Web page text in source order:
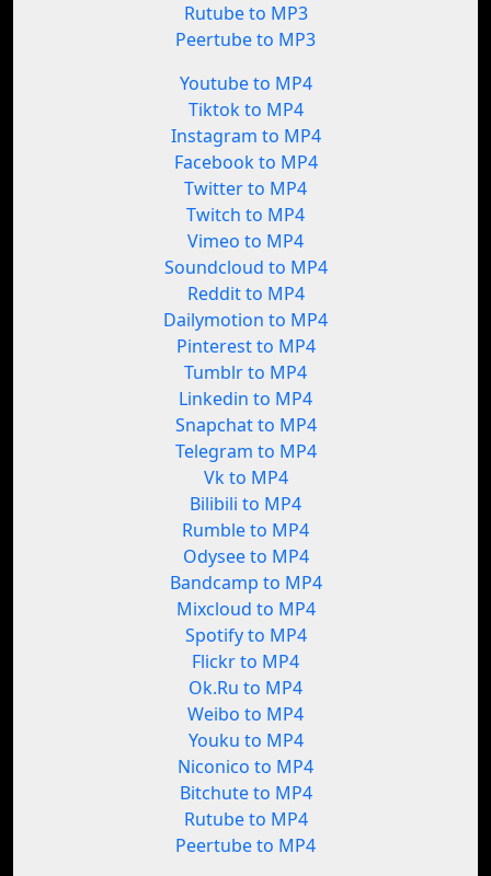
Rutube to MP3
Peertube to MP3
Youtube to MP4
Tiktok to MP4
Instagram to MP4
Facebook to MP4
Twitter to MP4
Twitch to MP4
Vimeo to MP4
Soundcloud to MP4
Reddit to MP4
Dailymotion to MP4
Pinterest to MP4
Tumblr to MP4
Linkedin to MP4
Snapchat to MP4
Telegram to MP4
Vk to MP4
Bilibili to MP4
Rumble to MP4
Odysee to MP4
Bandcamp to MP4
Mixcloud to MP4
Spotify to MP4
Flickr to MP4
Ok.Ru to MP4
Weibo to MP4
Youku to MP4
Niconico to MP4
Bitchute to MP4
Rutube to MP4
Peertube to MP4